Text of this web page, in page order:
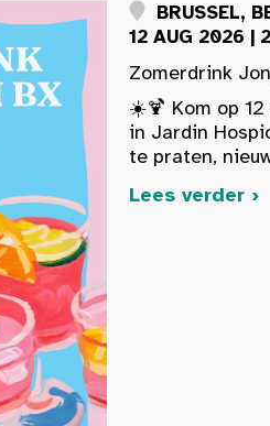
BRUSSEL,
12 AUG 2026 |
Zomerdrink
☀️🍹 Kom op
in Jardin
te praten,
Lees verder ›